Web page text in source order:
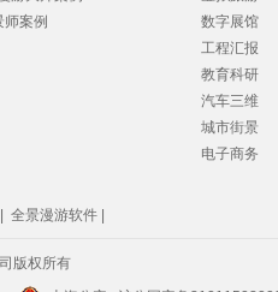
师案例
数字展馆
工程汇报
教育科研
汽车三维
城市街景
电子商务
全景漫游软件
版权所有